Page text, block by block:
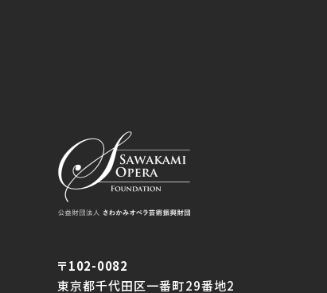
〒102-0082
東京都千代田区一番町29番地2